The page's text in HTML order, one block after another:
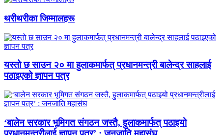
थरीथरीका जिम्मालहरू
यस्तो छ साउन २० मा हुलाकमार्फत् प्रधानमन्त्री बालेन्द्र साहलाई
पठाइएको ज्ञापन पत्र
‘बालेन सरकार भूमिगत संगठन जस्तै, हुलाकमार्फत् पठाइयो